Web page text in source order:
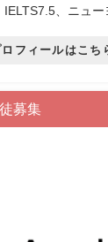
、ニュー
フィールはこち
募集